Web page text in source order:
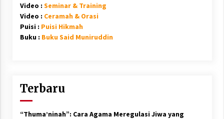
Video : Seminar & Training
Video : Ceramah & Orasi
Puisi : Puisi Hikmah
Buku : Buku Said Muniruddin
Terbaru
“Thuma’ninah”: Cara Agama Meregulasi Jiwa yang